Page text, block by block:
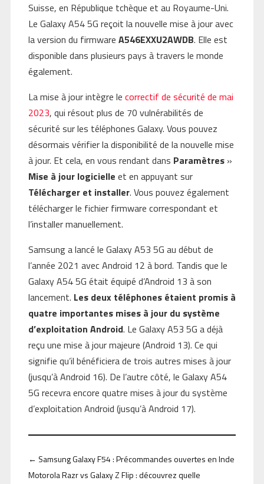
Suisse, en République tchèque et au Royaume-Uni.
Le Galaxy A54 5G reçoit la nouvelle mise à jour avec
la version du firmware A546EXXU2AWDB. Elle est
disponible dans plusieurs pays à travers le monde
également.
La mise à jour intègre le correctif de sécurité de mai
2023, qui résout plus de 70 vulnérabilités de
sécurité sur les téléphones Galaxy. Vous pouvez
désormais vérifier la disponibilité de la nouvelle mise
à jour. Et cela, en vous rendant dans Paramètres »
Mise à jour logicielle et en appuyant sur
Télécharger et installer. Vous pouvez également
télécharger le fichier firmware correspondant et
l’installer manuellement.
Samsung a lancé le Galaxy A53 5G au début de
l’année 2021 avec Android 12 à bord. Tandis que le
Galaxy A54 5G était équipé d’Android 13 à son
lancement. Les deux téléphones étaient promis à
quatre importantes mises à jour du système
d’exploitation Android. Le Galaxy A53 5G a déjà
reçu une mise à jour majeure (Android 13). Ce qui
signifie qu’il bénéficiera de trois autres mises à jour
(jusqu’à Android 16). De l’autre côté, le Galaxy A54
5G recevra encore quatre mises à jour du système
d’exploitation Android (jusqu’à Android 17).
← Samsung Galaxy F54 : Précommandes ouvertes en Inde
Motorola Razr vs Galaxy Z Flip : découvrez quelle